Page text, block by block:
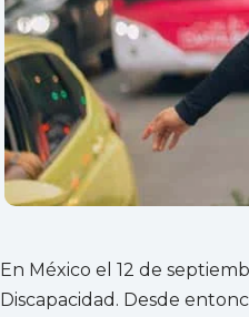
En México el 12 de
Discapacidad. Desde